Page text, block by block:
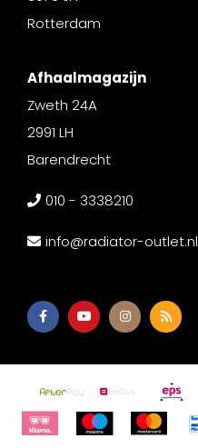
Rotterdam
Afhaalmagazijn
Zweth 24A
2991 LH
Barendrecht
010 - 3338210
info@radiator-outlet.nl